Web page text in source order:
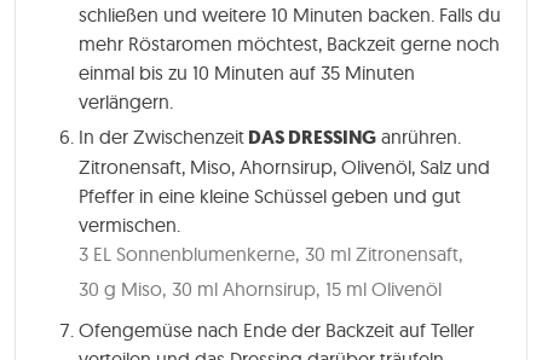
schließen und weitere 10 Minuten backen. Falls du
mehr Röstaromen möchtest, Backzeit gerne noch
einmal bis zu 10 Minuten auf 35 Minuten
verlängern.
In der Zwischenzeit DAS DRESSING anrühren.
Zitronensaft, Miso, Ahornsirup, Olivenöl, Salz und
Pfeffer in eine kleine Schüssel geben und gut
vermischen.
3 EL Sonnenblumenkerne, 30 ml Zitronensaft,
30 g Miso, 30 ml Ahornsirup, 15 ml Olivenöl
Ofengemüse nach Ende der Backzeit auf Teller